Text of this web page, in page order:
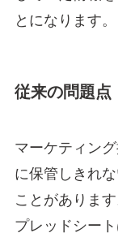
とになります。
従来の問題点
マーケティン
に保管しきれ
ことがありま
プレッドシー